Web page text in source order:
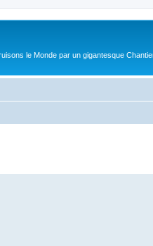
le Monde par un gigantesque